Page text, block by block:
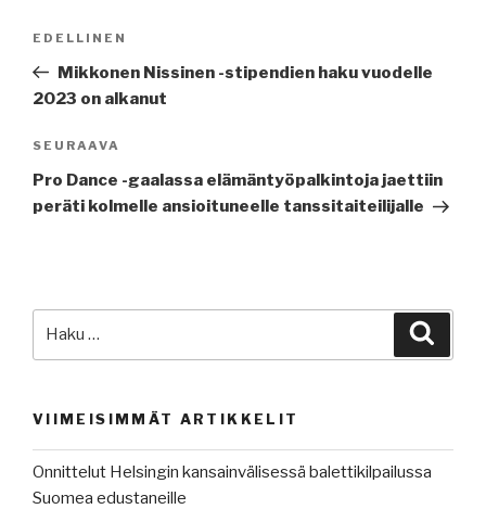
Edellinen
artikkeli
EDELLINEN
Mikkonen Nissinen -stipendien haku vuodelle
2023 on alkanut
Seuraava
artikkeli
SEURAAVA
Pro Dance -gaalassa elämäntyöpalkintoja jaettiin
peräti kolmelle ansioituneelle tanssitaiteilijalle
VIIMEISIMMÄT ARTIKKELIT
Onnittelut Helsingin kansainvälisessä balettikilpailussa
Suomea edustaneille